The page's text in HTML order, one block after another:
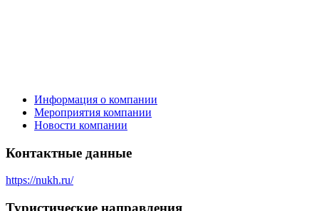
Информация о компании
Мероприятия компании
Новости компании
Контактные данные
https://nukh.ru/
Туристическиe направления